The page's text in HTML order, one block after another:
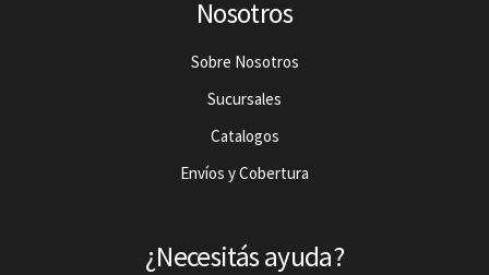
Nosotros
Sobre Nosotros
Sucursales
Catalogos
Envíos y Cobertura
¿Necesitás ayuda?